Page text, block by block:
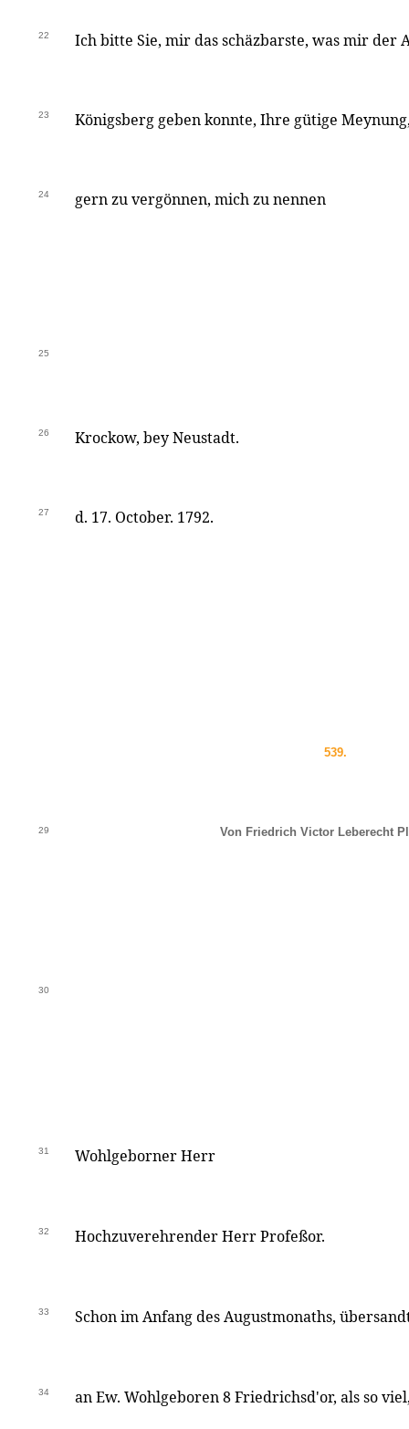
22 Ich bitte Sie, mir das schäzbarste, was mir der
23 Königsberg geben konnte, Ihre gütige
24 gern zu vergönnen, mich zu nennen
25
26 Krockow, bey Neustadt.
27 d. 17. October. 1792.
539.
29 Von Friedrich Victor Leberecht
30
31 Wohlgeborner Herr
32 Hochzuverehrender Herr Profeßor.
33 Schon im Anfang des Augustmonaths,
34 an Ew. Wohlgeboren 8 Friedrichsd'or, als so